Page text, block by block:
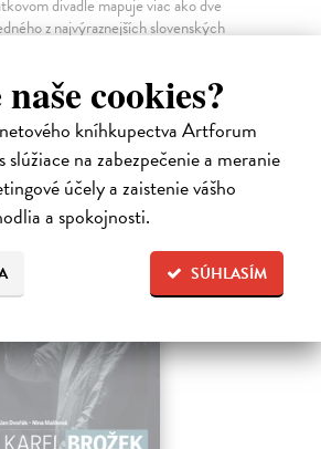
cookies?
kníhkupectva Artforum
slúžiace na zabezpečenie a meranie
účely a zaistenie vášho
a spokojnosti.
SÚHLASÍM
divadle mapuje viac ako dve
z najvýraznejších slovenských